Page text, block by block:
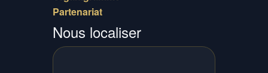
Partenariat
Nous localiser